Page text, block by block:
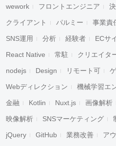
wework フロントエンジニア
クライアント パルミー 事業責
SNS運用 分析 経験者 ECサ
React Native 常駐 クリエイタ
nodejs Design リモート可
Webディレクション 機械学習エ
金融 Kotlin Nuxt.js 画像解析
映像解析 SNSマーケティング
jQuery GitHub 業務改善 ア